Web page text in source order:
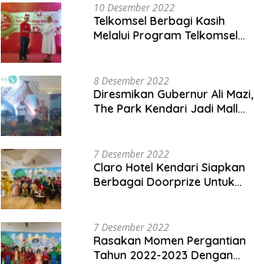
10 Desember 2022
Telkomsel Berbagi Kasih
Melalui Program Telkomsel
8 Desember 2022
Diresmikan Gubernur Ali Mazi,
The Park Kendari Jadi Mall
7 Desember 2022
Claro Hotel Kendari Siapkan
Berbagai Doorprize Untuk
7 Desember 2022
Rasakan Momen Pergantian
Tahun 2022-2023 Dengan